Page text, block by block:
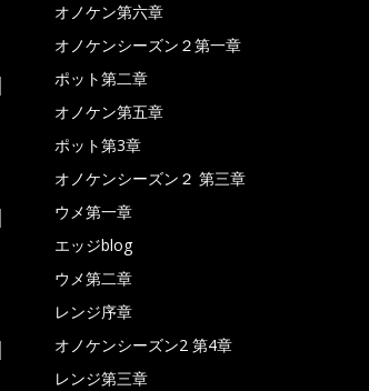
オノケン第六章
オノケンシーズン２第一章
ポット第二章
オノケン第五章
ポット第3章
オノケンシーズン２ 第三章
ウメ第一章
エッジblog
ウメ第二章
レンジ序章
オノケンシーズン2 第4章
レンジ第三章